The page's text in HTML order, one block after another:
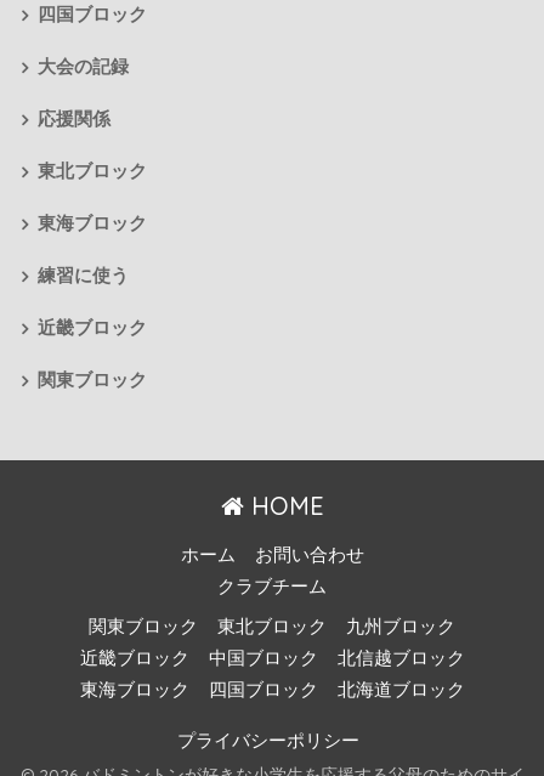
四国ブロック
大会の記録
応援関係
東北ブロック
東海ブロック
練習に使う
近畿ブロック
関東ブロック
HOME
ホーム
お問い合わせ
クラブチーム
関東ブロック 東北ブロック
九州ブロック
近畿ブロック
中国ブロック
北信越ブロック
東海ブロック
四国ブロック 北海道ブロック
プライバシーポリシー